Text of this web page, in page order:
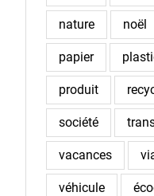
nature noël
papier
produit
société
vacances
véhicule